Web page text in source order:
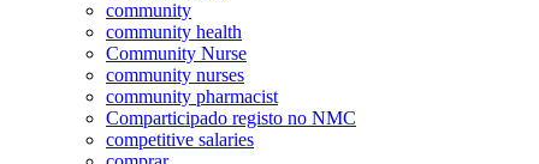
community
community health
Community Nurse
community nurses
community pharmacist
Comparticipado registo no NMC
competitive salaries